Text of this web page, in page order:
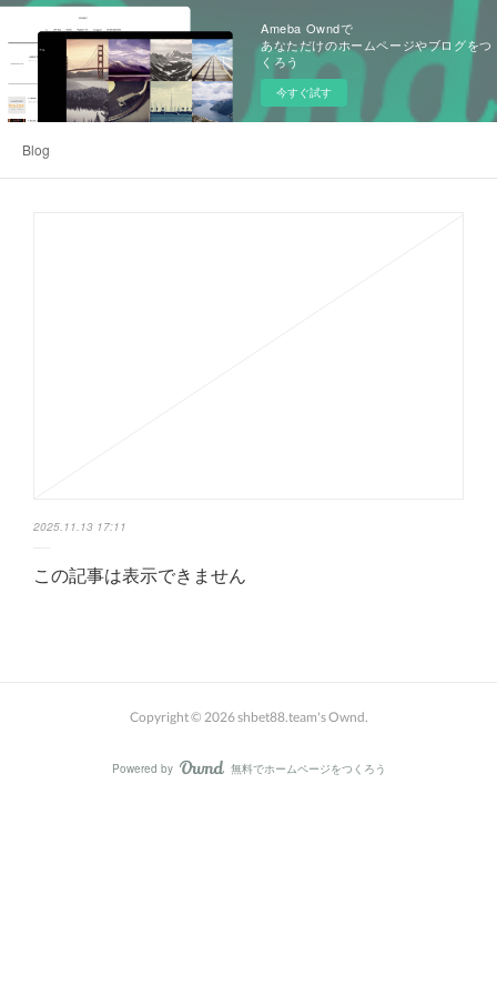
Ameba Owndで
あなただけのホームページやブログをつ
くろう
今すぐ試す
Blog
2025.11.13 17:11
この記事は表示できません
Copyright © 2026shbet88.team's Ownd.
Powered by AmebaOwnd
無料でホームページをつくろう